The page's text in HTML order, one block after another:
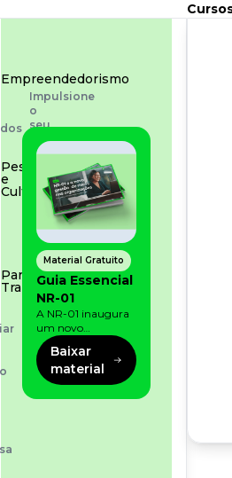
Empreendedorismo
Impulsione
o
seu
negócio
Pessoas
e
Cultura
Aprimore
cultura
organizacional
Para o
Trabalhador
Tudo
para
facilitar
rotina
Material Gratuito
Guia Essencial
NR-01
A NR-01 inaugura
um novo
momento na
prevenção de riscos:
agora, além dos
fatores físicos e
operacionais, as
Baixar
material